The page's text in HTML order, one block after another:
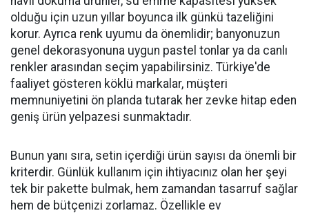
olduğu için uzun yıllar boyunca ilk günkü tazeliğini
korur. Ayrıca renk uyumu da önemlidir; banyonuzun
genel dekorasyonuna uygun pastel tonlar ya da canlı
renkler arasından seçim yapabilirsiniz. Türkiye'de
faaliyet gösteren köklü markalar, müşteri
memnuniyetini ön planda tutarak her zevke hitap eden
geniş ürün yelpazesi sunmaktadır.
Bunun yanı sıra, setin içerdiği ürün sayısı da önemli bir
kriterdir. Günlük kullanım için ihtiyacınız olan her şeyi
tek bir pakette bulmak, hem zamandan tasarruf sağlar
hem de bütçenizi zorlamaz. Özellikle ev